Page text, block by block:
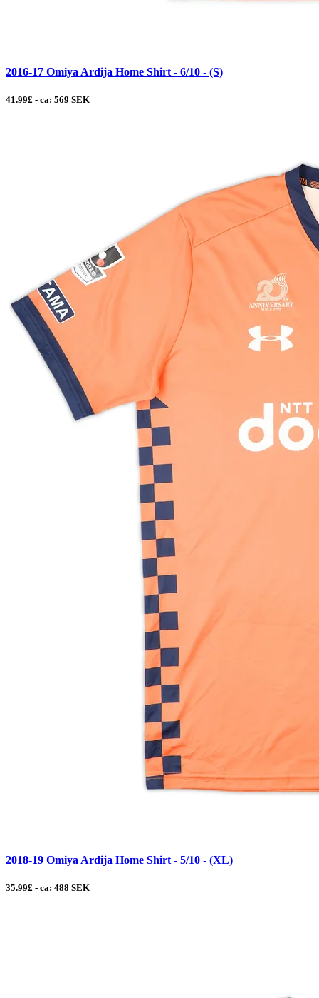
2016-17 Omiya Ardija Home Shirt - 6/10 - (S)
41.99£ - ca: 569 SEK
2018-19 Omiya Ardija Home Shirt - 5/10 - (XL)
35.99£ - ca: 488 SEK